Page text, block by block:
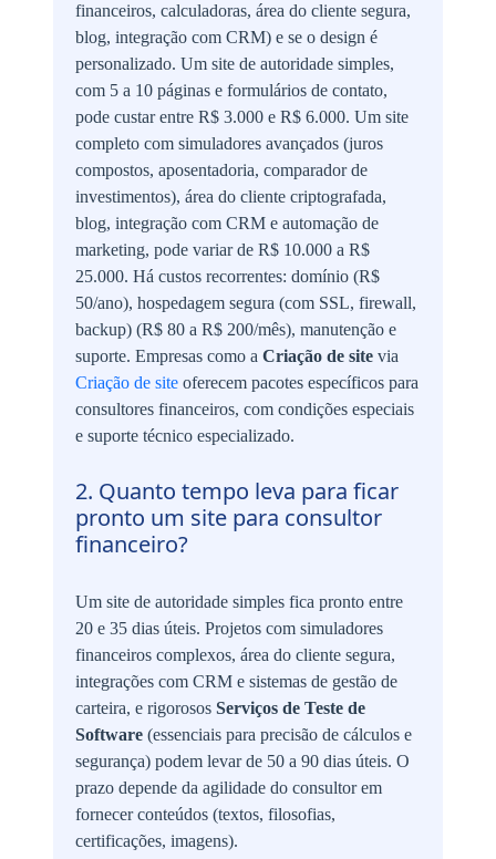
financeiros, calculadoras, área do cliente segura,
blog, integração com CRM) e se o design é
personalizado. Um site de autoridade simples,
com 5 a 10 páginas e formulários de contato,
pode custar entre R$ 3.000 e R$ 6.000. Um site
completo com simuladores avançados (juros
compostos, aposentadoria, comparador de
investimentos), área do cliente criptografada,
blog, integração com CRM e automação de
marketing, pode variar de R$ 10.000 a R$
25.000. Há custos recorrentes: domínio (R$
50/ano), hospedagem segura (com SSL, firewall,
backup) (R$ 80 a R$ 200/mês), manutenção e
suporte. Empresas como a Criação de site via
Criação de site oferecem pacotes específicos para
consultores financeiros, com condições especiais
e suporte técnico especializado.
2. Quanto tempo leva para ficar
pronto um site para consultor
financeiro?
Um site de autoridade simples fica pronto entre
20 e 35 dias úteis. Projetos com simuladores
financeiros complexos, área do cliente segura,
integrações com CRM e sistemas de gestão de
carteira, e rigorosos Serviços de Teste de
Software (essenciais para precisão de cálculos e
segurança) podem levar de 50 a 90 dias úteis. O
prazo depende da agilidade do consultor em
fornecer conteúdos (textos, filosofias,
certificações, imagens).